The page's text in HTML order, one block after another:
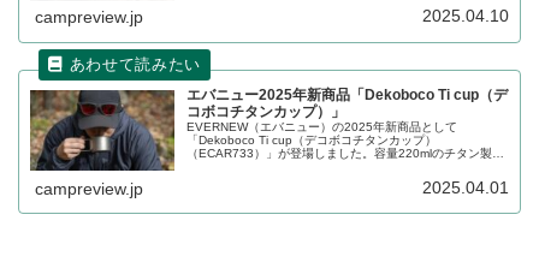
できる収納袋で、内側はアルミライナー付きで保温袋にも
campreview.jp 2025.04.10
エバニュー2025年新商品「Dekoboco Ti cup（デ
コボコチタンカップ）」
EVERNEW（エバニュー）の2025年新商品として
「Dekoboco Ti cup（デコボコチタンカップ）
（ECAR733）」が登場しました。容量220mlのチタン製シ
す。折りたたみ式のハンドルも搭載されています。詳細を
campreview.jp 2025.04.01